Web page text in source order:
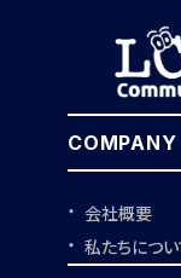
COMPANY
会社概要
私たちにつ